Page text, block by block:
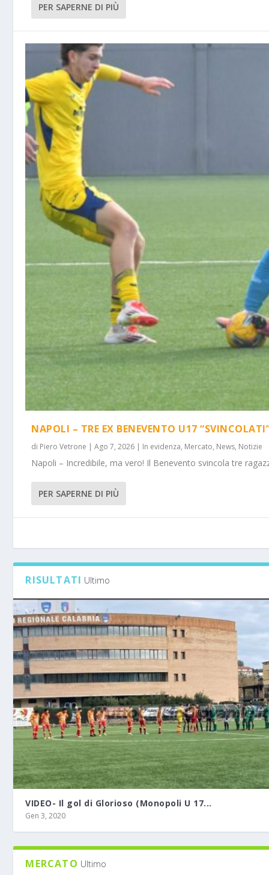
PER SAPERNE DI PIÙ
NAPOLI – TRE EX BENEVENTO U17
di Piero Vetrone |Ago 7, 2026 | In evidenza, Mercato, News, Notizie
Napoli – Incredibile, ma vero! Il Benevento svincola tre
PER SAPERNE DI PIÙ
RISULTATI Ultimo
VIDEO- Il gol di Glorioso (Monopoli U 17...
Gen 3, 2020
MERCATO Ultimo